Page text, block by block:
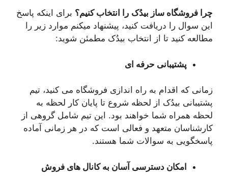
چرا فروشگاه ساز بیدُک را انتخاب کنیم؟ برای اینکه پاسخ
این سوال را دریافت کنید، پیشنهاد میکنم موارد زیر را
مطالعه کنید تا از انتخاب بیدُک مطمئن شوید:
پشتیبانی حرفه ای
زمانی که اقدام به راه اندازی فروشگاه می کنید، تیم
پشتیبانی بیدُک از لحظه شروع تا پایان کار لحظه به
لحظه همراه شما خواهند بود. این تیم شامل گروهی از
کارشناسان متعهد و فعالی است که در هر زمانی آماده
پاسخگویی به سوالات شما هستند.
امکان دسترسی آسان به کانال های فروش